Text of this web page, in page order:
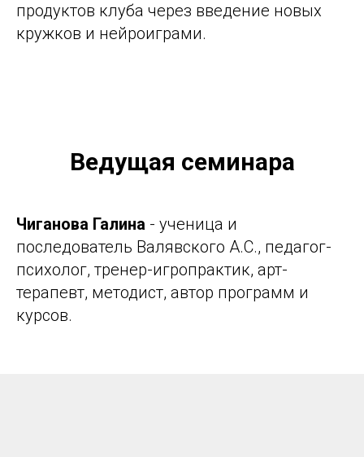
продуктов клуба через введение новых
кружков и нейроиграми.
Ведущая семинара
Чиганова Галина - ученица и
последователь Валявского А.С., педагог-
психолог, тренер-игропрактик, арт-
терапевт, методист, автор программ и
курсов.